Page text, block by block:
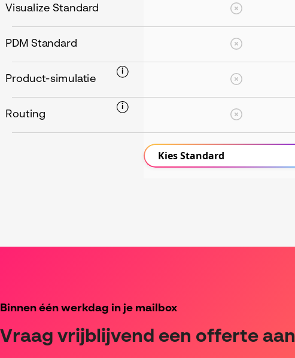
Visualize Standard
PDM Standard
Product-simulatie
i
Routing
i
Kies Standard
Binnen één werkdag in je mailbox
Vraag vrijblijvend een offerte aan